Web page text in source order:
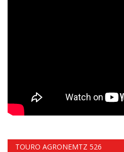
TOURO AGRONEMTZ 526